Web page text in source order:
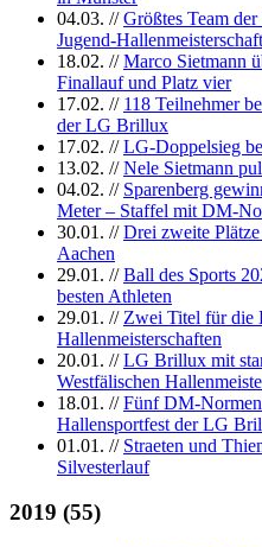
04.03. //Größtes Team
Jugend-
18.02. //Marco Sietmann
Finallauf und Platz vier
17.02. // 118 Teilnehmer
der LG Brillux
17.02. //LG-Doppelsieg
13.02. //Nele Sietmann
04.02. // Sparenberg
Meter – Staffel mit DM-
30.01. //Drei zweite
Aachen
29.01. //Ball des Sports
besten Athleten
29.01. // Zwei Titel für die
Hallenmeisterschaften
20.01. //LG Brillux mit
Westfälischen
18.01. //Fünf DM-
Hallensportfest der LG
01.01. // Straeten und
Silvesterlauf
2019 (55)